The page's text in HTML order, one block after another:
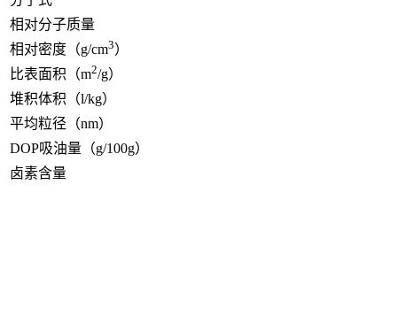
相对分子质量
相对密度（g/cm3）
比表面积（m2/g）
堆积体积（l/kg）
平均粒径（nm）
DOP吸油量（g/100g）
卤素含量